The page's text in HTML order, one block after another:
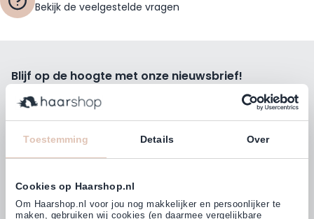
Toestemming Details Over
Cookies op Haarshop.nl
Om Haarshop.nl voor jou nog makkelijker en persoonlijker te
maken, gebruiken wij cookies (en daarmee vergelijkbare
Bekijk de veelgestelde vragen
Blijf op de hoogte met onze nieuwsbrief!
Ontvang wekelijks de beste kortingsacties, tips en nieuws
rechtstreeks in jou e-mailbox.
E-mailadres
Inschrijven
Volg ons